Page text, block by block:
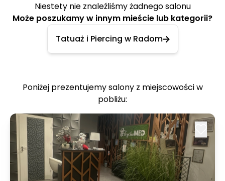
Niestety nie znaleźliśmy żadnego salonu
Może poszukamy w innym mieście lub kategorii?
Tatuaż i Piercing w Radom
Poniżej prezentujemy salony z miejscowości w
pobliżu: